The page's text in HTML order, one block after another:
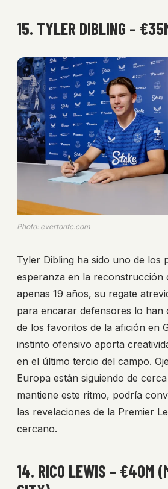
15. TYLER DIBLING –
Photo: evertonfc.com
Tyler Dibling ha sido uno de los
esperanza en la reconstrucción
apenas 19 años, su regate
para encarar defensores lo han
de los favoritos de la afición en
instinto ofensivo aporta
en el último tercio del campo.
Europa están siguiendo de
mantiene este ritmo, podría
las revelaciones de la Premier
cercano.
14. RICO LEWIS – €40M